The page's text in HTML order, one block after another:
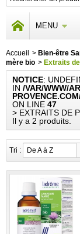
MENU
Accueil > Bien-être
mère bio > Extraits
NOTICE:
IN /VAR/WWW/
ON LINE 47
> EXTRAITS DE
Il y a 2 produits.
Tri : De A à Z